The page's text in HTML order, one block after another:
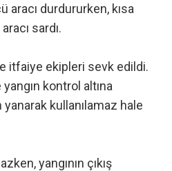
aracı durdururken, kısa
sardı.
itfaiye ekipleri sevk edildi.
kontrol altına
yanarak kullanılamaz hale
yangının çıkış